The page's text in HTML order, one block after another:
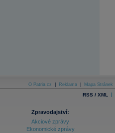
O Patria.cz Reklama Mapa Stránek
RSS / XML |
Zpravodajství:
Akciové zprávy
Ekonomické zprávy